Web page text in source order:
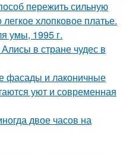
пережить сильную
хлопковое платье.
умы, 1995 г.
в стране чудес в
фасады и лаконичные
уют и современная
двое часов на